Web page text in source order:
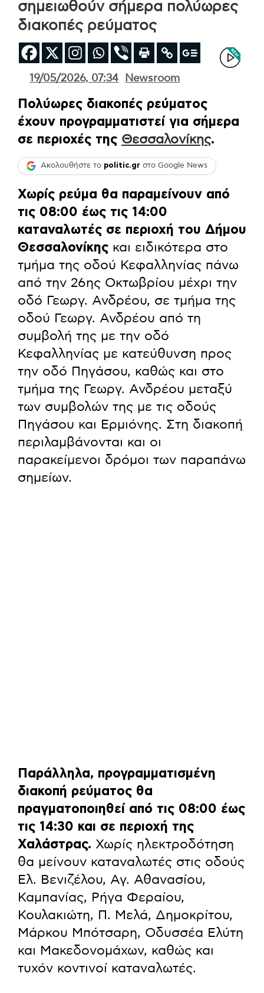
σημειωθούν σήμερα πολύωρες
διακοπές ρεύματος
19/05/2026, 07:34 Newsroom
Πολύωρες διακοπές ρεύματος
έχουν προγραμματιστεί για σήμερα
σε περιοχές της Θεσσαλονίκης.
Ακολουθήστε το politic.gr στο Google News
Χωρίς ρεύμα θα παραμείνουν από
τις 08:00 έως τις 14:00
καταναλωτές σε περιοχή του Δήμου
Θεσσαλονίκης και ειδικότερα στο
τμήμα της οδού Κεφαλληνίας πάνω
από την 26ης Οκτωβρίου μέχρι την
οδό Γεωργ. Ανδρέου, σε τμήμα της
οδού Γεωργ. Ανδρέου από τη
συμβολή της με την οδό
Κεφαλληνίας με κατεύθυνση προς
την οδό Πηγάσου, καθώς και στο
τμήμα της Γεωργ. Ανδρέου μεταξύ
των συμβολών της με τις οδούς
Πηγάσου και Ερμιόνης. Στη διακοπή
περιλαμβάνονται και οι
παρακείμενοι δρόμοι των παραπάνω
σημείων.
Παράλληλα, προγραμματισμένη
διακοπή ρεύματος θα
πραγματοποιηθεί από τις 08:00 έως
τις 14:30 και σε περιοχή της
Χαλάστρας. Χωρίς ηλεκτροδότηση
θα μείνουν καταναλωτές στις οδούς
Ελ. Βενιζέλου, Αγ. Αθανασίου,
Καμπανίας, Ρήγα Φεραίου,
Κουλακιώτη, Π. Μελά, Δημοκρίτου,
Μάρκου Μπότσαρη, Οδυσσέα Ελύτη
και Μακεδονομάχων, καθώς και
τυχόν κοντινοί καταναλωτές.